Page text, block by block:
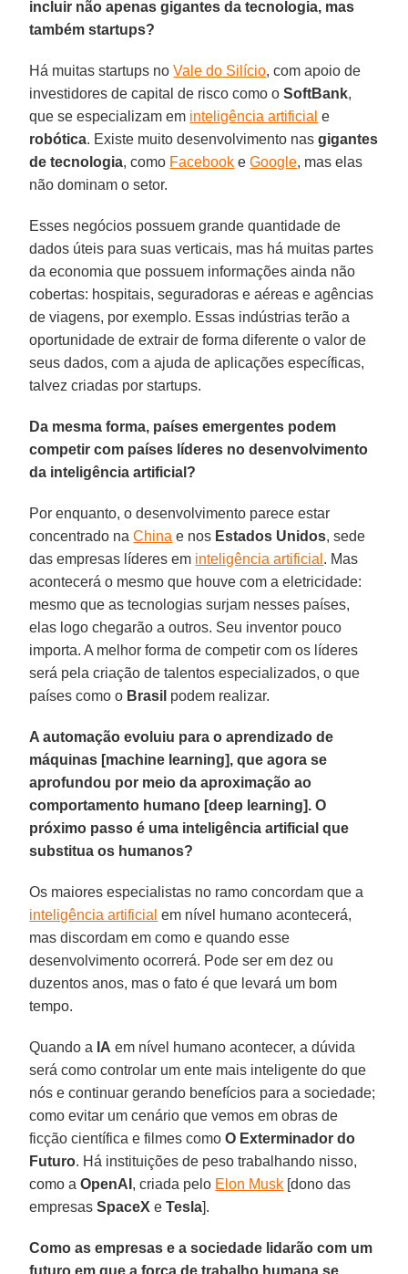
incluir não apenas gigantes da tecnologia, mas
também startups?
Há muitas startups noVale do Silício, com apoio de
investidores de capital de risco como oSoftBank,
que se especializam em inteligência artificial e
robótica. Existe muito desenvolvimento nasgigantes
de tecnologia, como Facebook eGoogle, mas elas
não dominam o setor.
Esses negócios possuem grande quantidade de
dados úteis para suas verticais, mas há muitas partes
da economia que possuem informações ainda não
cobertas: hospitais, seguradoras e aéreas e agências
de viagens, por exemplo. Essas indústrias terão a
oportunidade de extrair de forma diferente o valor de
seus dados, com a ajuda de aplicações específicas,
talvez criadas por startups.
Da mesma forma, países emergentes podem
competir com países líderes no desenvolvimento
da inteligência artificial?
Por enquanto, o desenvolvimento parece estar
concentrado naChina e nos Estados Unidos, sede
das empresas líderes em inteligência artificial . Mas
acontecerá o mesmo que houve com a eletricidade:
mesmo que as tecnologias surjam nesses países,
elas logo chegarão a outros. Seu inventor pouco
importa. A melhor forma de competir com os líderes
será pela criação de talentos especializados, o que
países como o Brasil podem realizar.
A automação evoluiu para o aprendizado de
máquinas [machine learning], que agora se
aprofundou por meio da aproximação ao
comportamento humano [deep learning]. O
próximo passo é uma inteligência artificial que
substitua os humanos?
Os maiores especialistas no ramo concordam que a
inteligência artificial em nível humano acontecerá,
mas discordam em como e quando esse
desenvolvimento ocorrerá. Pode ser em dez ou
duzentos anos, mas o fato é que levará um bom
tempo.
Quando a IA em nível humano acontecer, a dúvida
será como controlar um ente mais inteligente do que
nós e continuar gerando benefícios para a sociedade;
como evitar um cenário que vemos em obras de
ficção científica e filmes comoO Exterminador do
Futuro. Há instituições de peso trabalhando nisso,
como aOpenAI , criada pelo Elon Musk [dono das
empresasSpaceX eTesla].
Como as empresas e a sociedade lidarão com um
futuro em que a força de trabalho humana se